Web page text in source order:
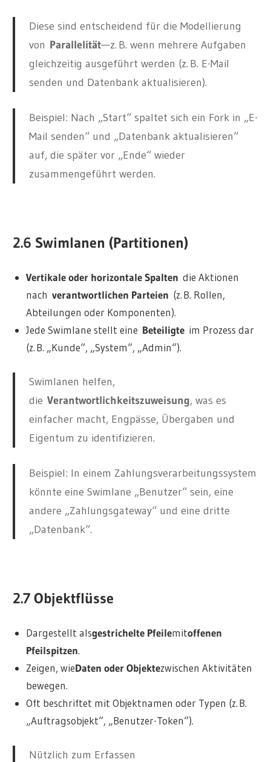
Diese sind entscheidend für die Modellierung
von Parallelität—z. B. wenn mehrere Aufgaben
gleichzeitig ausgeführt werden (z. B. E-Mail
senden und Datenbank aktualisieren).
Beispiel: Nach „Start“ spaltet sich ein Fork in „E-
Mail senden“ und „Datenbank aktualisieren“
auf, die später vor „Ende“ wieder
zusammengeführt werden.
2.6 Swimlanen (Partitionen)
Vertikale oder horizontale Spalten die Aktionen
nach verantwortlichen Parteien (z. B. Rollen,
Abteilungen oder Komponenten).
Jede Swimlane stellt eine Beteiligteim Prozess dar
(z. B. „Kunde“, „System“, „Admin“).
Swimlanen helfen,
die Verantwortlichkeitszuweisung, was es
einfacher macht, Engpässe, Übergaben und
Eigentum zu identifizieren.
Beispiel: In einem Zahlungsverarbeitungssystem
könnte eine Swimlane „Benutzer“ sein, eine
andere „Zahlungsgateway“ und eine dritte
„Datenbank“.
2.7 Objektflüsse
Dargestellt alsgestrichelte Pfeilemitoffenen
Pfeilspitzen.
Zeigen, wieDaten oder Objektezwischen Aktivitäten
bewegen.
Oft beschriftet mit Objektnamen oder Typen (z. B.
„Auftragsobjekt“, „Benutzer-Token“).
Nützlich zum Erfassen